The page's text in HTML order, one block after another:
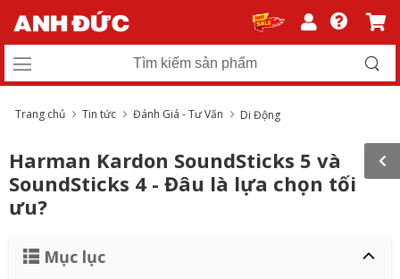
Trang chủ Tin tức Đánh Giá - Tư Vấn Di Động
Harman Kardon SoundSticks 5 và
SoundSticks 4 - Đâu là lựa chọn tối
ưu?
Mục lục